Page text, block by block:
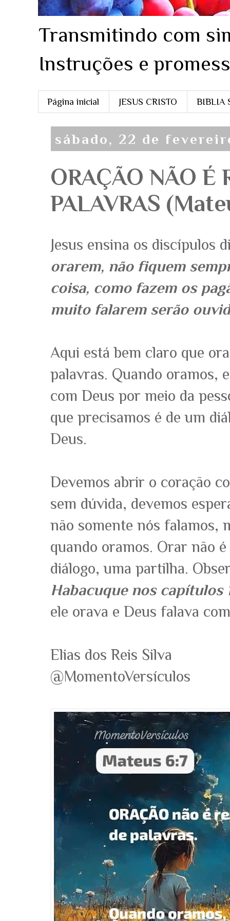
Transmitindo com
Instruções e
Página inicial JESUS CRISTO BIBLIA
sábado, 22 de
ORAÇÃO NÃO É
PALAVRAS
Jesus ensina os discípulos
orarem, não fiquem
coisa, como fazem os
muito falarem serão
Aqui está bem claro que
palavras. Quando oramos,
com Deus por meio da
que precisamos é de um
Deus.
Devemos abrir o coração
sem dúvida, devemos
não somente nós falamos,
quando oramos. Orar não
diálogo, uma partilha.
Habacuque nos capítulos
ele orava e Deus falava
Elias dos Reis Silva
@MomentoVersículos